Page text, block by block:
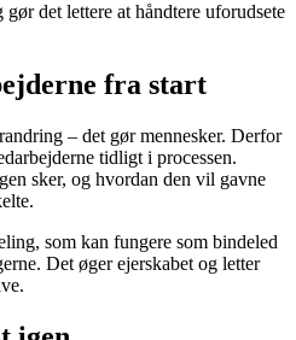
det lettere at håndtere uforudsete
fra start
– det gør mennesker. Derfor
tidligt i processen.
sker, og hvordan den vil gavne
som kan fungere som bindeled
Det øger ejerskabet og letter